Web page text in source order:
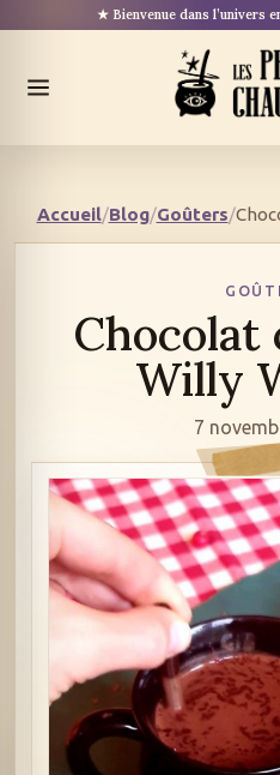
au
★ Bienvenue dans l’univers
Ouvrir
le
Accueil/Blog/Goûters/
Chocolat
Willy
7